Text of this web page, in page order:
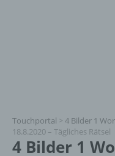
Touchportal > 4 Bilder 1
18.8.2020 – Tägliches Rätsel
4 Bilder 1